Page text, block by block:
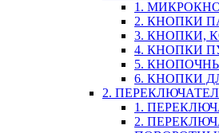
1.
2. КНОПКИ
3. КНОПКИ,
4. КНОПКИ
5.
6. КНОПКИ
2.
1.
2.